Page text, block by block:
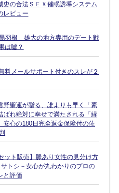
史の合法ＳＥＸ催眠誘導システム
レビュー
羽根 雄大の地方専用のデート戦
は嘘？
メールサポート付きのスレが２
野聖運が贈る、誰よりも早く「素
ばれ絶対に幸せで満たされる「縁
安心の180日完全返金保障付の佐
ット販売】脈あり女性の見分け方
トシ－女心が丸わかりのプロの
と評価